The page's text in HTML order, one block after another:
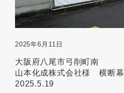
2025年6月11日
大阪府八尾市弓削町南
山本化成株式会社様 横断幕
2025.5.19